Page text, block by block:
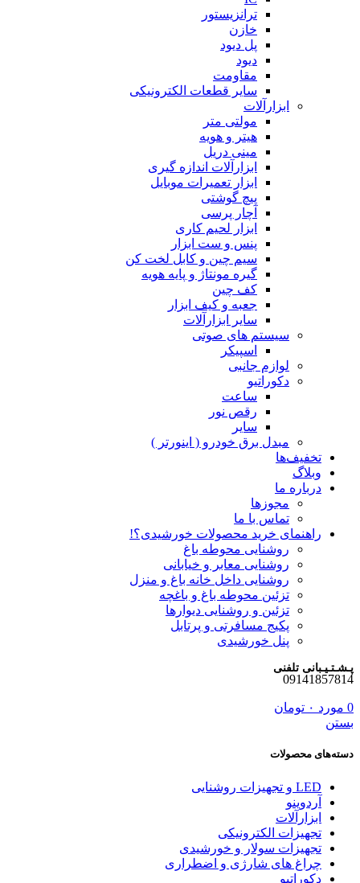
ترانزیستور
خازن
پل دیود
دیود
مقاومت
سایر قطعات الکترونیکی
ابزارآلات
مولتی متر
هیتر و هویه
مینی دریل
ابزارآلات اندازه گیری
ابزار تعمیرات موبایل
پیچ گوشتی
آچار پرسی
ابزار لحیم کاری
پنس و ست ابزار
سیم چین و کابل لخت کن
گیره مونتاژ و پایه هویه
کف چین
جعبه و کیف ابزار
سایر ابزارآلات
سیستم های صوتی
اسپیکر
لوازم جانبی
دکوراتیو
ساعت
رقص نور
سایر
مبدل برق خودرو ( اینورتر )
تخفیف‌ها
وبلاگ
درباره ما
مجوزها
تماس با ما
راهنمای خرید محصولات خورشیدی؟!
روشنایی محوطه باغ
روشنایی معابر و خیابانی
روشنایی داخل خانه باغ و منزل
تزئین محوطه باغ و باغچه
تزئین و روشنایی دیوارها
پکیج مسافرتی و پرتابل
پنل خورشیدی
پـشـتـیـبانی تلفنی
09141857814
0 مورد ۰ تومان
بستن
دسته‌های محصولات
LED و تجهیزات روشنایی
آردوینو
ابزارآلات
تجهیزات الکترونیکی
تجهیزات سولار و خورشیدی
چراغ های شارژی و اضطراری
دکوراتیو